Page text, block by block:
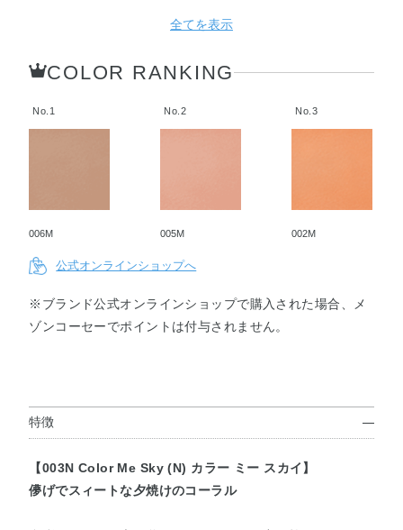
全てを表示
COLOR RANKING
No.1
006M
No.2
005M
No.3
002M
公式オンラインショップへ
※ブランド公式オンラインショップで購入された場合、メ
ゾンコーセーでポイントは付与されません。
特徴
【003N Color Me Sky (N) カラー ミー スカイ】
儚げでスィートな夕焼けのコーラル